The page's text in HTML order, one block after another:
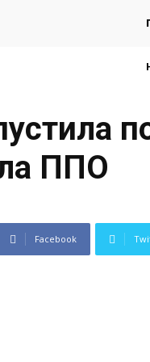
ППО
Facebook